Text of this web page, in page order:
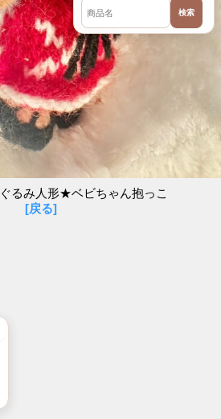
るみ人形★ベビちゃん抱っこ
[戻る]
検索